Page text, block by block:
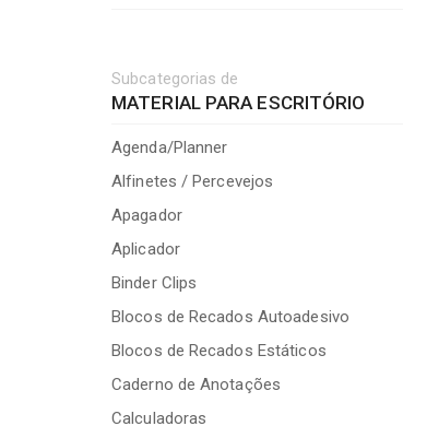
Subcategorias de
MATERIAL PARA ESCRITÓRIO
Agenda/Planner
Alfinetes / Percevejos
Apagador
Aplicador
Binder Clips
Blocos de Recados Autoadesivo
Blocos de Recados Estáticos
Caderno de Anotações
Calculadoras